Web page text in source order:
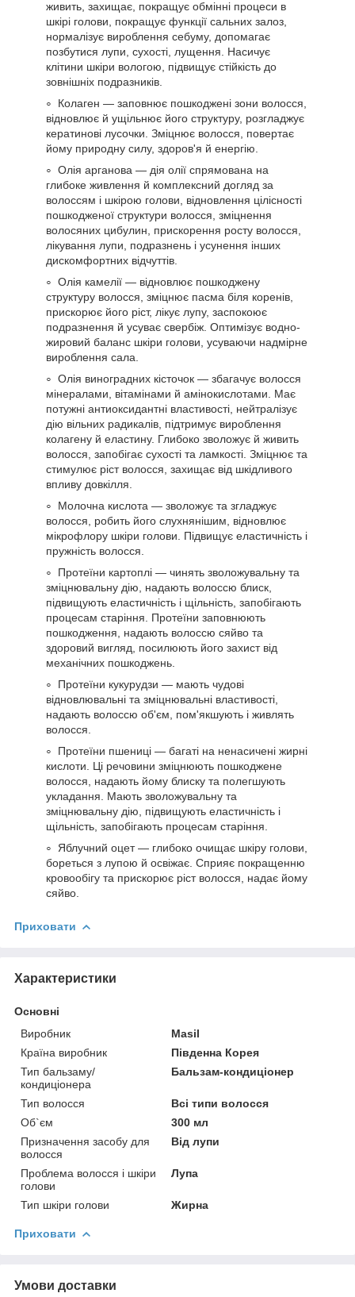
живить, захищає, покращує обмінні процеси в
шкірі голови, покращує функції сальних залоз,
нормалізує вироблення себуму, допомагає
позбутися лупи, сухості, лущення. Насичує
клітини шкіри вологою, підвищує стійкість до
зовнішніх подразників.
Колаген — заповнює пошкоджені зони волосся,
відновлює й ущільнює його структуру, розгладжує
кератинові лусочки. Зміцнює волосся, повертає
йому природну силу, здоров'я й енергію.
Олія арганова — дія олії спрямована на
глибоке живлення й комплексний догляд за
волоссям і шкірою голови, відновлення цілісності
пошкодженої структури волосся, зміцнення
волосяних цибулин, прискорення росту волосся,
лікування лупи, подразнень і усунення інших
дискомфортних відчуттів.
Олія камелії — відновлює пошкоджену
структуру волосся, зміцнює пасма біля коренів,
прискорює його ріст, лікує лупу, заспокоює
подразнення й усуває свербіж. Оптимізує водно-
жировий баланс шкіри голови, усуваючи надмірне
вироблення сала.
Олія виноградних кісточок — збагачує волосся
мінералами, вітамінами й амінокислотами. Має
потужні антиоксидантні властивості, нейтралізує
дію вільних радикалів, підтримує вироблення
колагену й еластину. Глибоко зволожує й живить
волосся, запобігає сухості та ламкості. Зміцнює та
стимулює ріст волосся, захищає від шкідливого
впливу довкілля.
Молочна кислота — зволожує та згладжує
волосся, робить його слухнянішим, відновлює
мікрофлору шкіри голови. Підвищує еластичність і
пружність волосся.
Протеїни картоплі — чинять зволожувальну та
зміцнювальну дію, надають волоссю блиск,
підвищують еластичність і щільність, запобігають
процесам старіння. Протеїни заповнюють
пошкодження, надають волоссю сяйво та
здоровий вигляд, посилюють його захист від
механічних пошкоджень.
Протеїни кукурудзи — мають чудові
відновлювальні та зміцнювальні властивості,
надають волоссю об'єм, пом'якшують і живлять
волосся.
Протеїни пшениці — багаті на ненасичені жирні
кислоти. Ці речовини зміцнюють пошкоджене
волосся, надають йому блиску та полегшують
укладання. Мають зволожувальну та
зміцнювальну дію, підвищують еластичність і
щільність, запобігають процесам старіння.
Яблучний оцет — глибоко очищає шкіру голови,
бореться з лупою й освіжає. Сприяє покращенню
кровообігу та прискорює ріст волосся, надає йому
сяйво.
Приховати
Характеристики
Основні
Виробник
Masil
Країна виробник
Південна Корея
Тип бальзаму/
кондиціонера
Бальзам-кондиціонер
Тип волосся
Всі типи волосся
Об`єм
300 мл
Призначення засобу для
волосся
Від лупи
Проблема волосся і шкіри
голови
Лупа
Тип шкіри голови Жирна
Приховати
Умови доставки